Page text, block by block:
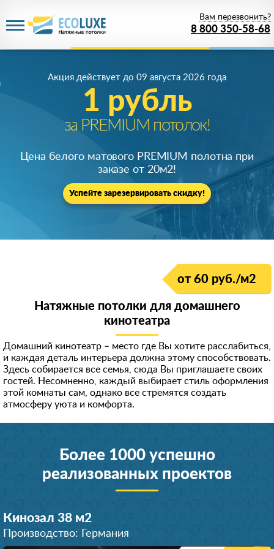
8 800 350-58-68
Вам перезвонить?
1 рубль
за PREMIUM потолок!
Акция действует до 09 августа 2026 года
Цена белого матового PREMIUM полотна при
заказе от 20м2!
Успейте зарезервировать скидку!
Скидка 68%
на все потолки!
премиум по ценеот 1 руб.!
Успейте зарезервировать скидку!
от 60 руб./м2
Натяжные потолки для домашнего
кинотеатра
Домашний кинотеатр – место где Вы хотите расслабиться,
и каждая деталь интерьера должна этому способствовать.
Здесь собирается все семья, сюда Вы приглашаете своих
гостей. Несомненно, каждый выбирает стиль оформления
этой комнаты сам, однако все стремятся создать
атмосферу уюта и комфорта.
Более 1000 успешно
реализованных проектов
Кинозал 38 м2
Производство: Германия